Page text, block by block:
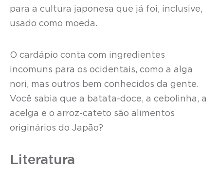
para a cultura japonesa que já foi, inclusive,
usado como moeda.
O cardápio conta com ingredientes
incomuns para os ocidentais, como a alga
nori, mas outros bem conhecidos da gente.
Você sabia que a batata-doce, a cebolinha, a
acelga e o arroz-cateto são alimentos
originários do Japão?
Literatura